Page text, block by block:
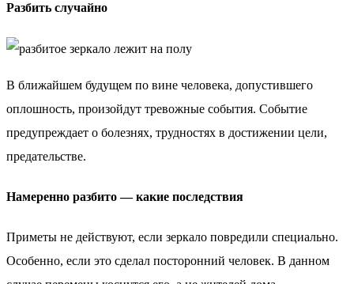
Разбить случайно
В ближайшем будущем по вине человека, допустившего
оплошность, произойдут тревожные события. Событие
предупреждает о болезнях, трудностях в достижении цели,
предательстве.
Намеренно разбито — какие последствия
Приметы не действуют, если зеркало повредили специально.
Особенно, если это сделал посторонний человек. В данном